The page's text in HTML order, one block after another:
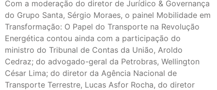
Com a moderação do diretor de Jurídico & Governança
do Grupo Santa, Sérgio Moraes, o painel Mobilidade em
Transformação: O Papel do Transporte na Revolução
Energética contou ainda com a participação do
ministro do Tribunal de Contas da União, Aroldo
Cedraz; do advogado-geral da Petrobras, Wellington
César Lima; do diretor da Agência Nacional de
Transporte Terrestre, Lucas Asfor Rocha, do diretor